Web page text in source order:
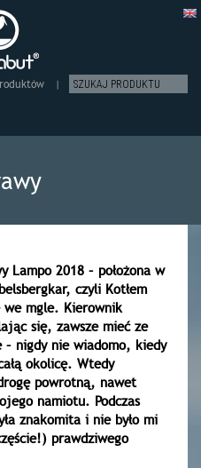
|
Lampo 2018 – położona w
czyli Kotłem
mgle. Kierownik
się, zawsze mieć ze
nigdy nie wiadomo, kiedy
okolicę. Wtedy
powrotną, nawet
namiotu. Podczas
znakomita i nie było mi
prawdziwego